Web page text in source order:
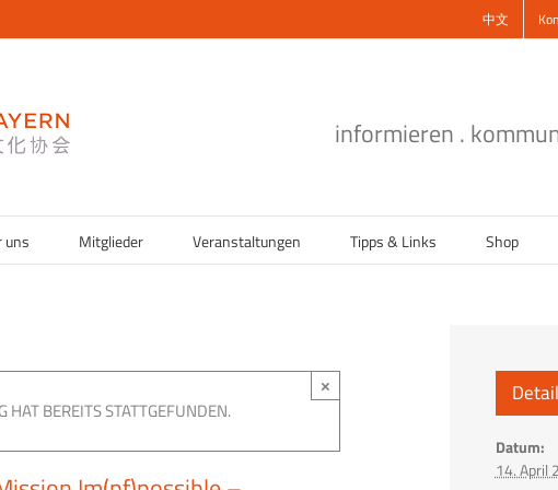
中文
informieren .
uns Mitglieder Veranstaltungen Tipps & Links Shop
×
HAT BEREITS STATTGEFUNDEN.
Datum:
14. April